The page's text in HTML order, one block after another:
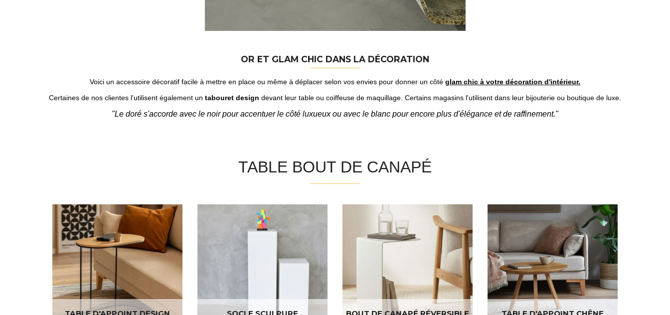
OR ET GLAM CHIC DANS LA DÉCORATION
Voici un accessoire décoratif facile à mettre en place ou même à déplacer selon vos envies pour donner un côté glam chic à votre décoration d'intérieur.
Certaines de nos clientes l'utilisent également un tabouret design devant leur table ou coiffeuse de maquillage. Certains magasins l'utilisent dans leur bijouterie ou boutique de luxe.
"Le doré s'accorde avec le noir pour accentuer le côté luxueux ou avec le blanc pour encore plus d'élégance et de raffinement."
TABLE BOUT DE CANAPÉ